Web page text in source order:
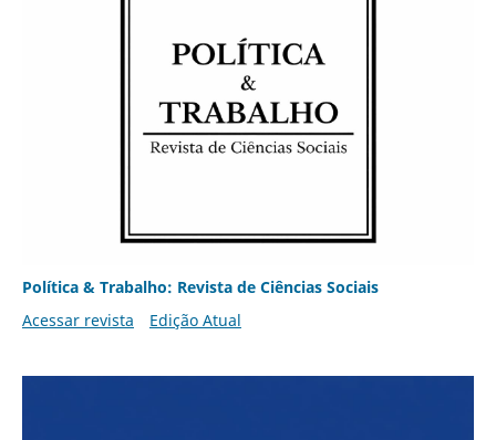
Política & Trabalho: Revista de Ciências Sociais
Acessar revista
Edição Atual